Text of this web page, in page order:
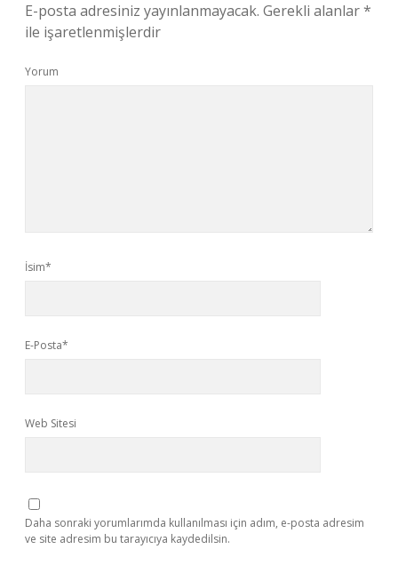
E-posta adresiniz yayınlanmayacak. Gerekli alanlar*
ile işaretlenmişlerdir
Yorum
İsim*
E-Posta*
Web Sitesi
Daha sonraki yorumlarımda kullanılması için adım, e-posta adresim
ve site adresim bu tarayıcıya kaydedilsin.